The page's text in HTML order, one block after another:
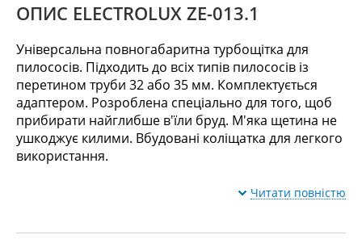
ОПИС ELECTROLUX ZE-013.1
Універсальна повногабаритна турбощітка для
пилососів. Підходить до всіх типів пилососів із
перетином труби 32 або 35 мм. Комплектується
адаптером. Розроблена спеціально для того, щоб
прибирати найглибше в'їли бруд. М'яка щетина не
ушкоджує килими. Вбудовані коліщатка для легкого
використання.
Читати повністю